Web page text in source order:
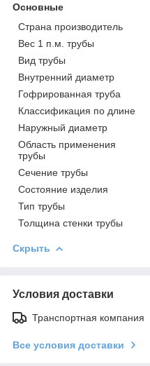
Основные
Страна производитель
Вес 1 п.м. трубы
Вид трубы
Внутренний диаметр
Гофрированная труба
Классификация по длине
Наружный диаметр
Область применения
трубы
Сечение трубы
Состояние изделия
Тип трубы
Толщина стенки трубы
Скрыть
Условия доставки
Транспортная компания
Все условия доставки